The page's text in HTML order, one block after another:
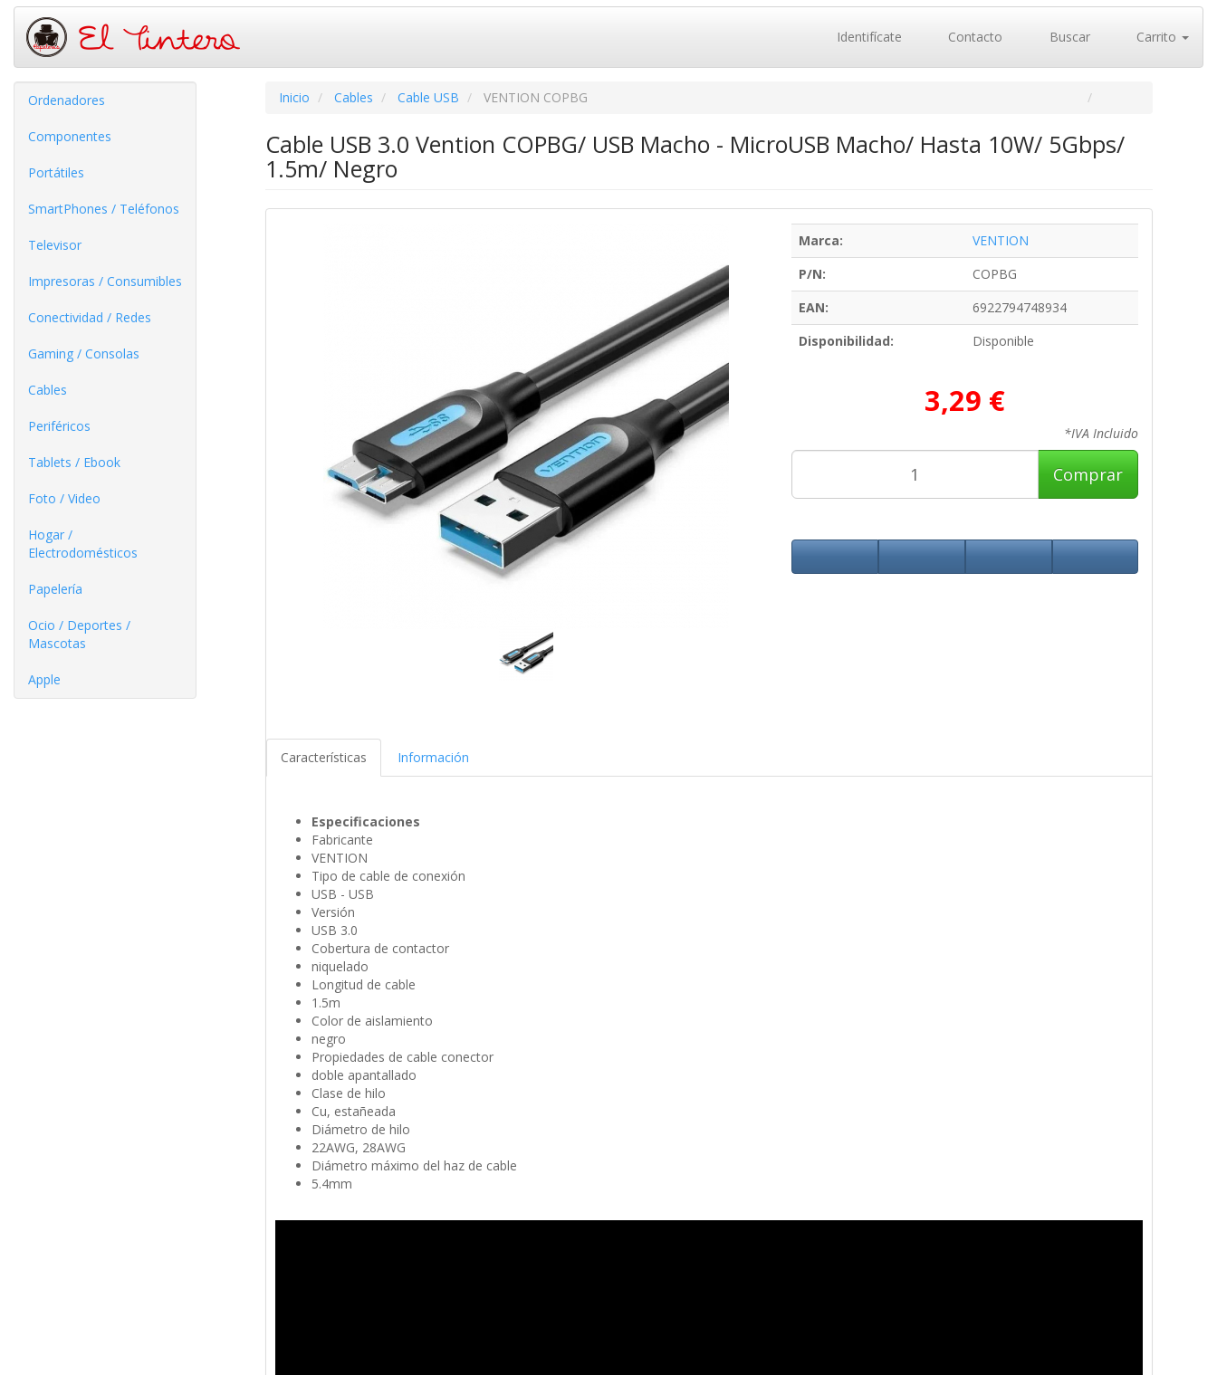
Identifícate Contacto Buscar Carrito
Ordenadores
Componentes
Portátiles
SmartPhones / Teléfonos
Televisor
Impresoras / Consumibles
Conectividad / Redes
Gaming / Consolas
Cables
Periféricos
Tablets / Ebook
Foto / Video
Hogar /
Electrodomésticos
Papelería
Ocio / Deportes /
Mascotas
Apple
Inicio Cables Cable USB VENTION COPBG
Cable USB 3.0 Vention COPBG/ USB Macho - MicroUSB Macho/ Hasta 10W/ 5Gbps/
1.5m/ Negro
Marca:
VENTION
P/N:
COPBG
EAN:
6922794748934
Disponibilidad:
Disponible
3,29 €
*IVA Incluido
Comprar
Características Información
Especificaciones
Fabricante
VENTION
Tipo de cable de conexión
USB - USB
Versión
USB 3.0
Cobertura de contactor
niquelado
Longitud de cable
1.5m
Color de aislamiento
negro
Propiedades de cable conector
doble apantallado
Clase de hilo
Cu, estañeada
Diámetro de hilo
22AWG, 28AWG
Diámetro máximo del haz de cable
5.4mm